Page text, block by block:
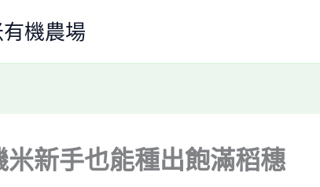
機農場
米新手也能種出飽滿稻穗